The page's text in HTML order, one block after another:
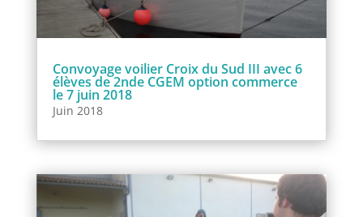
Convoyage voilier Croix du Sud III avec 6
élèves de 2nde CGEM option commerce
le 7 juin 2018
Juin 2018